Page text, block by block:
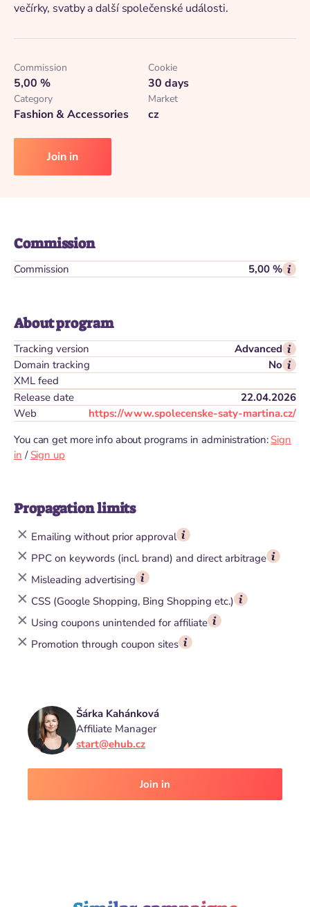
večírky, svatby a další společenské události.
Commission
5,00 %
Cookie
30 days
Category
Fashion & Accessories
Market
cz
Join in
Commission
Commission 5,00 %
About program
Tracking version
Advanced
Domain tracking
No
XML feed
Release date
22.04.2026
Web
https://www.spolecenske-saty-martina.cz/
You can get more info about programs in administration: Sign
in / Sign up
Propagation limits
Emailing without prior approval
PPC on keywords (incl. brand) and direct arbitrage
Misleading advertising
CSS (Google Shopping, Bing Shopping etc.)
Using coupons unintended for affiliate
Promotion through coupon sites
Šárka Kahánková
Affiliate Manager
start@ehub.cz
Join in